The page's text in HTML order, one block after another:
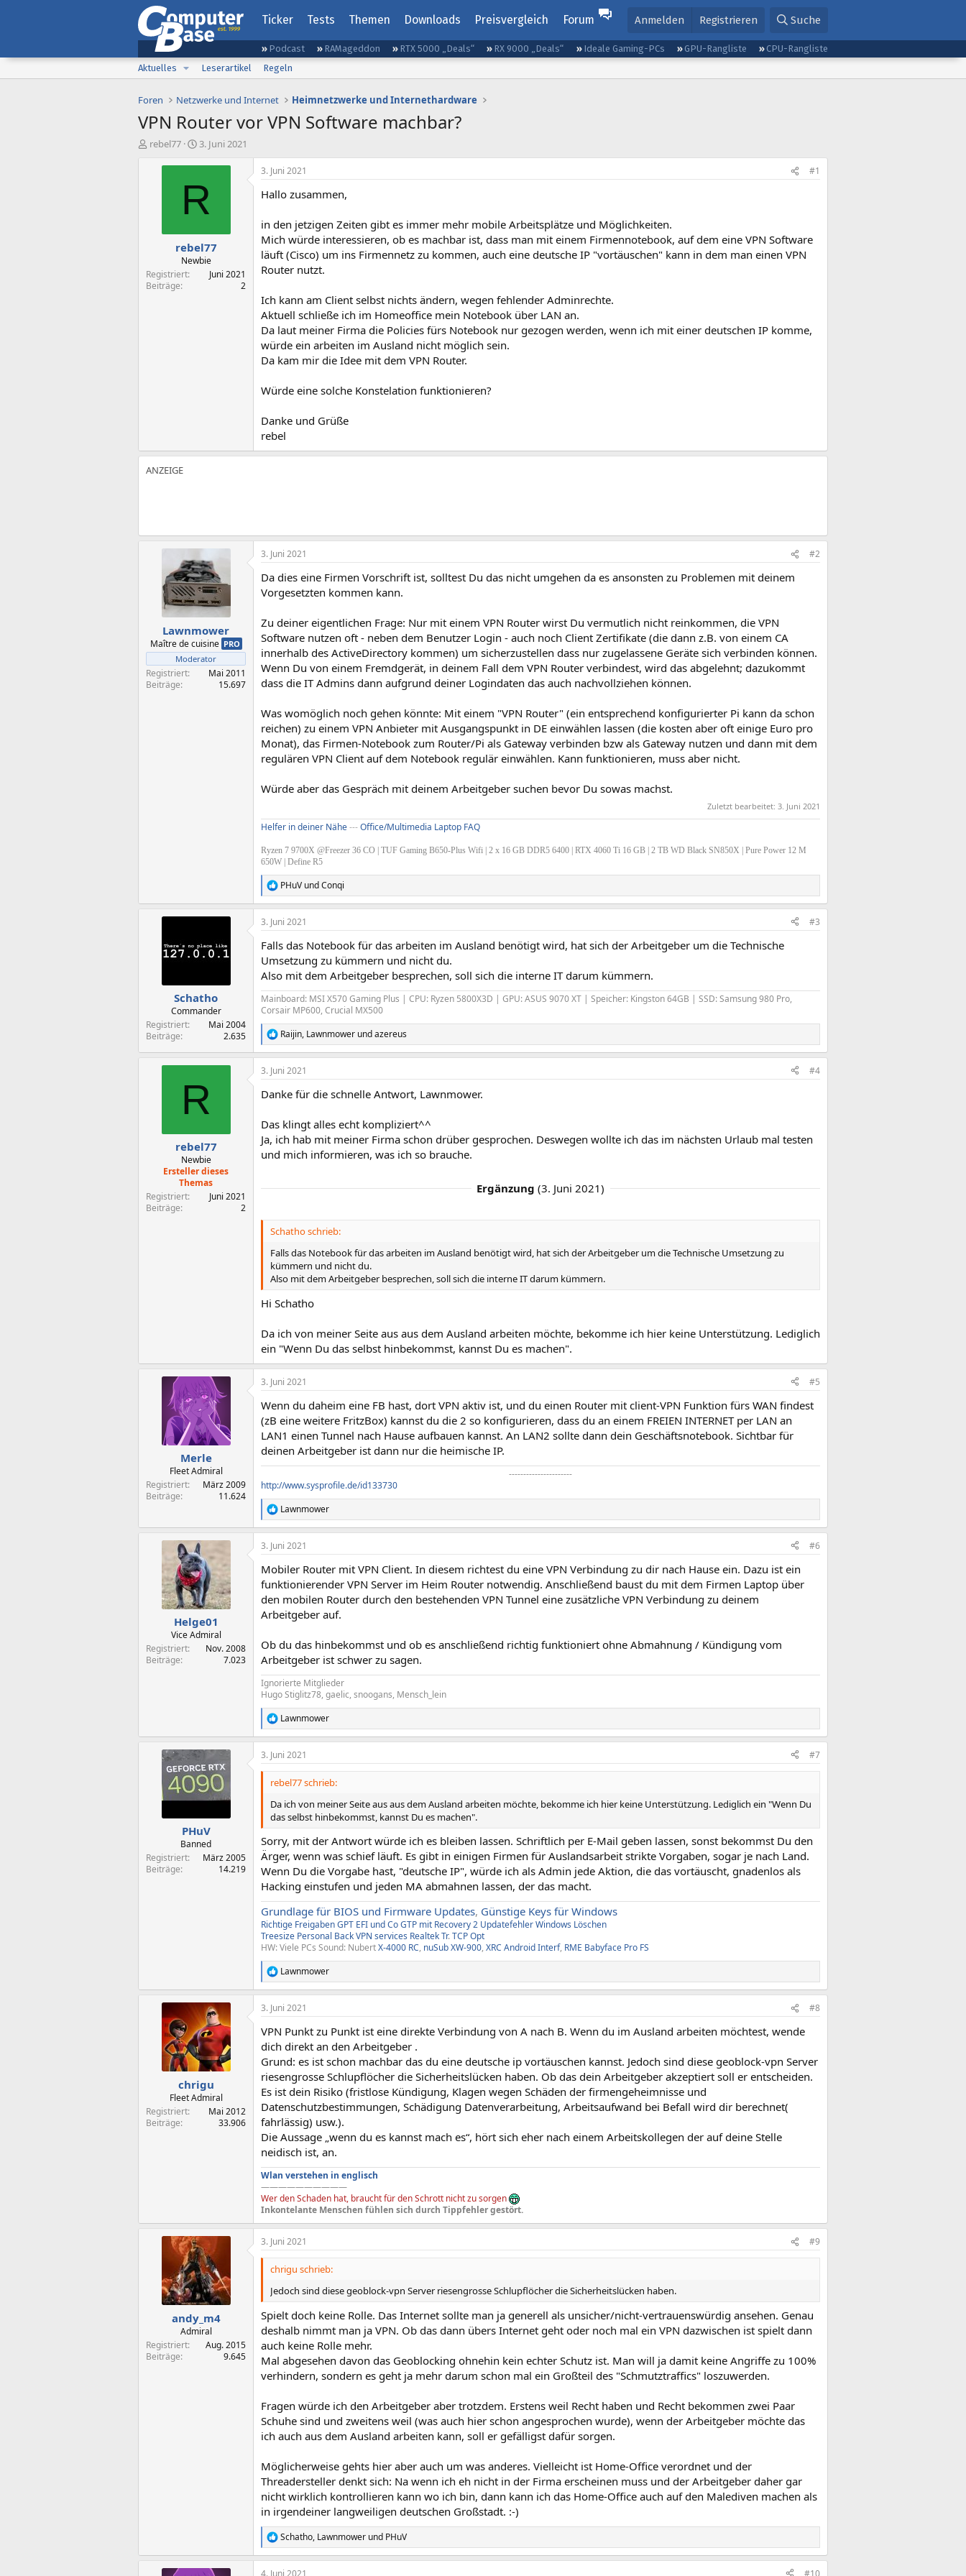
Ticker Tests Themen Downloads Preisvergleich Forum Anmelden Registrieren Suche
Podcast RAMageddon RTX 5000 „Deals“ RX 9000 „Deals“ Ideale Gaming-PCs GPU-Rangliste
CPU-Rangliste
Aktuelles
Leserartikel Regeln
Foren Netzwerke und Internet Heimnetzwerke und Internethardware
VPN Router vor VPN Software machbar?
E
rebel77
E
s
e
l
t
a
m
3. Juni 2021
R
rebel77
Newbie
Registriert
Juni 2021
Beiträge
2
3. Juni 2021 #1
Hallo zusammen,
in den jetzigen Zeiten gibt es immer mehr mobile Arbeitsplätze und Möglichkeiten.
Mich würde interessieren, ob es machbar ist, dass man mit einem Firmennotebook, auf dem eine VPN Software
läuft (Cisco) um ins Firmennetz zu kommen, auch eine deutsche IP "vortäuschen" kann in dem man einen VPN
Router nutzt.
Ich kann am Client selbst nichts ändern, wegen fehlender Adminrechte.
Aktuell schließe ich im Homeoffice mein Notebook über LAN an.
Da laut meiner Firma die Policies fürs Notebook nur gezogen werden, wenn ich mit einer deutschen IP komme,
würde ein arbeiten im Ausland nicht möglich sein.
Da kam mir die Idee mit dem VPN Router.
Würde eine solche Konstelation funktionieren?
Danke und Grüße
rebel
Lawnmower
Maître de cuisine PRO
Moderator
Registriert
Mai 2011
Beiträge
15.697
3. Juni 2021 #2
Da dies eine Firmen Vorschrift ist, solltest Du das nicht umgehen da es ansonsten zu Problemen mit deinem
Vorgesetzten kommen kann.
Zu deiner eigentlichen Frage: Nur mit einem VPN Router wirst Du vermutlich nicht reinkommen, die VPN
Software nutzen oft - neben dem Benutzer Login - auch noch Client Zertifikate (die dann z.B. von einem CA
innerhalb des ActiveDirectory kommen) um sicherzustellen dass nur zugelassene Geräte sich verbinden können.
Wenn Du von einem Fremdgerät, in deinem Fall dem VPN Router verbindest, wird das abgelehnt; dazukommt
dass die IT Admins dann aufgrund deiner Logindaten das auch nachvollziehen können.
Was womöglich noch gehen könnte: Mit einem "VPN Router" (ein entsprechend konfigurierter Pi kann da schon
reichen) zu einem VPN Anbieter mit Ausgangspunkt in DE einwählen lassen (die kosten aber oft einige Euro pro
Monat), das Firmen-Notebook zum Router/Pi als Gateway verbinden bzw als Gateway nutzen und dann mit dem
regulären VPN Client auf dem Notebook regulär einwählen. Kann funktionieren, muss aber nicht.
Würde aber das Gespräch mit deinem Arbeitgeber suchen bevor Du sowas machst.
Zuletzt bearbeitet: 3. Juni 2021
Helfer in deiner Nähe---Office/Multimedia Laptop FAQ
Ryzen 7 9700X @Freezer 36 CO | TUF Gaming B650-Plus Wifi | 2 x 16 GB DDR5 6400 | RTX 4060 Ti 16 GB | 2 TB WD Black SN850X | Pure Power 12 M
650W | Define R5
R
e
a
k
i
o
n
e
n
:
PHuV undConqi
Schatho
Commander
Registriert
Mai 2004
Beiträge
2.635
3. Juni 2021 #3
Falls das Notebook für das arbeiten im Ausland benötigt wird, hat sich der Arbeitgeber um die Technische
Umsetzung zu kümmern und nicht du.
Also mit dem Arbeitgeber besprechen, soll sich die interne IT darum kümmern.
Mainboard: MSI X570 Gaming Plus | CPU: Ryzen 5800X3D | GPU: ASUS 9070 XT | Speicher: Kingston 64GB | SSD: Samsung 980 Pro,
Corsair MP600, Crucial MX500
R
e
a
k
i
n
e
n
:
Raijin, Lawnmower undazereus
R
rebel77
Newbie
Ersteller dieses
Themas
Registriert
Juni 2021
Beiträge
2
3. Juni 2021 #4
Danke für die schnelle Antwort, Lawnmower.
Das klingt alles echt kompliziert^^
Ja, ich hab mit meiner Firma schon drüber gesprochen. Deswegen wollte ich das im nächsten Urlaub mal testen
und mich informieren, was ich so brauche.
Ergänzung (3. Juni 2021)
Schatho schrieb:
Falls das Notebook für das arbeiten im Ausland benötigt wird, hat sich der Arbeitgeber um die Technische Umsetzung zu
kümmern und nicht du.
Also mit dem Arbeitgeber besprechen, soll sich die interne IT darum kümmern.
Hi Schatho
Da ich von meiner Seite aus aus dem Ausland arbeiten möchte, bekomme ich hier keine Unterstützung. Lediglich
ein "Wenn Du das selbst hinbekommst, kannst Du es machen".
Merle
Fleet Admiral
Registriert
März 2009
Beiträge
11.624
3. Juni 2021 #5
Wenn du daheim eine FB hast, dort VPN aktiv ist, und du einen Router mit client-VPN Funktion fürs WAN findest
(zB eine weitere FritzBox) kannst du die 2 so konfigurieren, dass du an einem FREIEN INTERNET per LAN an
LAN1 einen Tunnel nach Hause aufbauen kannst. An LAN2 sollte dann dein Geschäftsnotebook. Sichtbar für
deinen Arbeitgeber ist dann nur die heimische IP.
----------------------​
http://www.sysprofile.de/id133730
R
e
a
k
i
o
n
e
n
Lawnmower
Helge01
Vice Admiral
Registriert
Nov. 2008
Beiträge
7.023
3. Juni 2021 #6
Mobiler Router mit VPN Client. In diesem richtest du eine VPN Verbindung zu dir nach Hause ein. Dazu ist ein
funktionierender VPN Server im Heim Router notwendig. Anschließend baust du mit dem Firmen Laptop über
den mobilen Router durch den bestehenden VPN Tunnel eine zusätzliche VPN Verbindung zu deinem
Arbeitgeber auf.
Ob du das hinbekommst und ob es anschließend richtig funktioniert ohne Abmahnung / Kündigung vom
Arbeitgeber ist schwer zu sagen.
Ignorierte Mitglieder
Hugo Stiglitz78, gaelic, snoogans, Mensch_lein
R
e
a
k
t
e
n
:
Lawnmower
PHuV
Banned
Registriert
März 2005
Beiträge
14.219
3. Juni 2021 #7
rebel77 schrieb:
Da ich von meiner Seite aus aus dem Ausland arbeiten möchte, bekomme ich hier keine Unterstützung. Lediglich ein "Wenn Du
das selbst hinbekommst, kannst Du es machen".
Sorry, mit der Antwort würde ich es bleiben lassen. Schriftlich per E-Mail geben lassen, sonst bekommst Du den
Ärger, wenn was schief läuft. Es gibt in einigen Firmen für Auslandsarbeit strikte Vorgaben, sogar je nach Land.
Wenn Du die Vorgabe hast, "deutsche IP", würde ich als Admin jede Aktion, die das vortäuscht, gnadenlos als
Hacking einstufen und jeden MA abmahnen lassen, der das macht.
Grundlage für BIOS und Firmware Updates, Günstige Keys für Windows
Richtige FreigabenGPT EFI und CoGTP mit Recovery2 Updatefehler Windows Löschen
Treesize Personal BackVPN services Realtek Tr.TCP Opt
HW: Viele PCs Sound: NubertX-4000 RC, nuSub XW-900, XRC Android Interf, RME Babyface Pro FS
R
e
a
k
i
o
n
e
n
:
Lawnmower
chrigu
Fleet Admiral
Registriert
Mai 2012
Beiträge
33.906
3. Juni 2021 #8
VPN Punkt zu Punkt ist eine direkte Verbindung von A nach B. Wenn du im Ausland arbeiten möchtest, wende
dich direkt an den Arbeitgeber .
Grund: es ist schon machbar das du eine deutsche ip vortäuschen kannst. Jedoch sind diese geoblock-vpn Server
riesengrosse Schlupflöcher die Sicherheitslücken haben. Ob das dein Arbeitgeber akzeptiert soll er entscheiden.
Es ist dein Risiko (fristlose Kündigung, Klagen wegen Schäden der firmengeheimnisse und
Datenschutzbestimmungen, Schädigung Datenverarbeitung, Arbeitsaufwand bei Befall wird dir berechnet(
fahrlässig) usw.).
Die Aussage „wenn du es kannst mach es“, hört sich eher nach einem Arbeitskollegen der auf deine Stelle
neidisch ist, an.
Wlan verstehen in englisch
——————————
Wer den Schaden hat, braucht für den Schrott nicht zu sorgen
Inkontelante Menschen fühlen sich durch Tippfehler gestört.
andy_m4
Admiral
Registriert
Aug. 2015
Beiträge
9.645
3. Juni 2021 #9
chrigu schrieb:
Jedoch sind diese geoblock-vpn Server riesengrosse Schlupflöcher die Sicherheitslücken haben.
Spielt doch keine Rolle. Das Internet sollte man ja generell als unsicher/nicht-vertrauenswürdig ansehen. Genau
deshalb nimmt man ja VPN. Ob das dann übers Internet geht oder noch mal ein VPN dazwischen ist spielt dann
auch keine Rolle mehr.
Mal abgesehen davon das Geoblocking ohnehin kein echter Schutz ist. Man will ja damit keine Angriffe zu 100%
verhindern, sondern es geht ja mehr darum schon mal ein Großteil des "Schmutztraffics" loszuwerden.
Fragen würde ich den Arbeitgeber aber trotzdem. Erstens weil Recht haben und Recht bekommen zwei Paar
Schuhe sind und zweitens weil (was auch hier schon angesprochen wurde), wenn der Arbeitgeber möchte das
ich auch aus dem Ausland arbeiten kann, soll er gefälligst dafür sorgen.
Möglicherweise gehts hier aber auch um was anderes. Vielleicht ist Home-Office verordnet und der
Threadersteller denkt sich: Na wenn ich eh nicht in der Firma erscheinen muss und der Arbeitgeber daher gar
nicht wirklich kontrollieren kann wo ich bin, dann kann ich das Home-Office auch auf den Malediven machen als
in irgendeiner langweiligen deutschen Großstadt. :-)
R
e
a
Schatho, Lawnmower und PHuV
4. Juni 2021 #10